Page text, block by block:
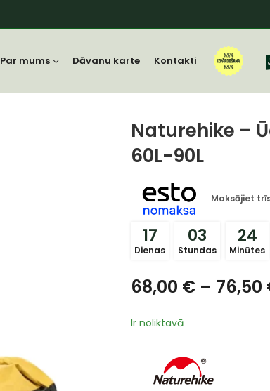
Par mums Dāvanu karte Kontakti
Naturehike –
60L-90L
Maksājiet
17
Dienas
03
Stundas
24
Minūtes
68,00 € – 76,50
Ir noliktavā